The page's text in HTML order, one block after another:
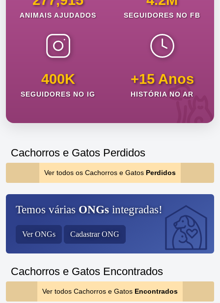
ANIMAIS AJUDADOS SEGUIDORES NO FB
400K
SEGUIDORES NO IG
+15 Anos
HISTÓRIA NO AR
Cachorros e Gatos Perdidos
Ver todos os Cachorros e Gatos Perdidos
Temos várias ONGs integradas!
Ver ONGs Cadastrar ONG
Cachorros e Gatos Encontrados
Ver todos Cachorros e Gatos Encontrados